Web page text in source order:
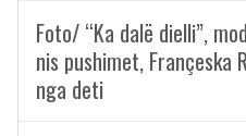
Foto/ “Ka dalë dielli”,
nis pushimet, Françeska
nga deti